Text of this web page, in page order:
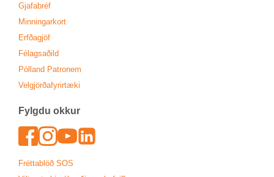
Gjafa­bréf
Minn­ing­ar­kort
Erfða­gjöf
Fé­lags­að­ild
Pól­land Patronem
Vel­gjörða­fyr­ir­tæki
Fylgdu okk­ur
Face­book
In­sta­gram
Youtu­be
Lin­ked­In
Frétta­blöð SOS